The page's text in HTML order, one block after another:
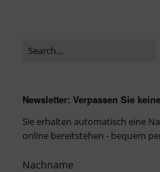
Newsletter: Verpassen Sie
Sie erhalten automatisch eine
online bereitstehen - bequem
Nachname